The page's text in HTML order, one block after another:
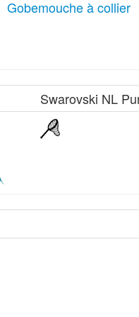
Gobemouche à collier
Swarovski NL